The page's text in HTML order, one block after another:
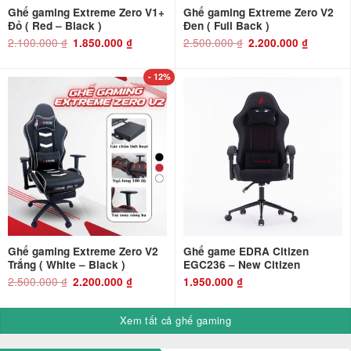
Ghế gaming Extreme Zero V1+
Đỏ ( Red – Black )
2.100.000₫ Giá
gốc
1.850.000₫Giá
hiện
1.850.000 ₫.
Ghế gaming Extreme Zero V2
Đen ( Full Back )
2.500.000₫ Giá
gốc
2.200.000₫Giá
hiện
- 12%
Ghế gaming Extreme Zero V2
Trắng ( White – Black )
2.500.000₫ Giá
gốc
2.500.000 ₫.
2.200.000₫Giá
hiện
là:
2.200.000 ₫.
Ghế game EDRA Citizen
EGC236 – New Citizen
1.950.000 ₫
Xem tất cả ghế gaming